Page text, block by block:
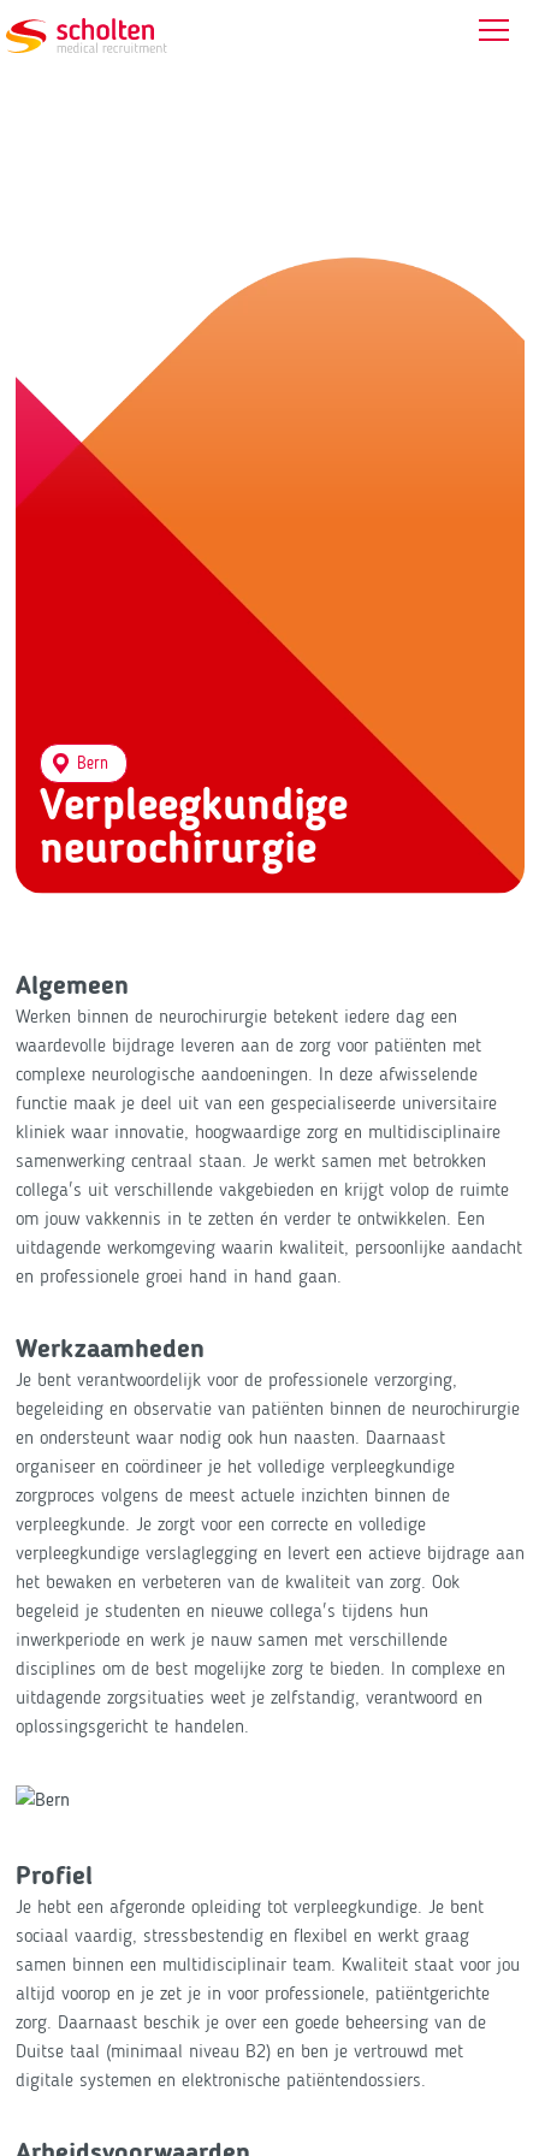
Verpleegkundige
neurochirurgie
Bern
Algemeen
Werken binnen de neurochirurgie betekent iedere dag een
waardevolle bijdrage leveren aan de zorg voor patiënten met
complexe neurologische aandoeningen. In deze afwisselende
functie maak je deel uit van een gespecialiseerde universitaire
kliniek waar innovatie, hoogwaardige zorg en multidisciplinaire
samenwerking centraal staan. Je werkt samen met betrokken
collega's uit verschillende vakgebieden en krijgt volop de ruimte
om jouw vakkennis in te zetten én verder te ontwikkelen. Een
uitdagende werkomgeving waarin kwaliteit, persoonlijke aandacht
en professionele groei hand in hand gaan.
Werkzaamheden
Je bent verantwoordelijk voor de professionele verzorging,
begeleiding en observatie van patiënten binnen de neurochirurgie
en ondersteunt waar nodig ook hun naasten. Daarnaast
organiseer en coördineer je het volledige verpleegkundige
zorgproces volgens de meest actuele inzichten binnen de
verpleegkunde. Je zorgt voor een correcte en volledige
verpleegkundige verslaglegging en levert een actieve bijdrage aan
het bewaken en verbeteren van de kwaliteit van zorg. Ook
begeleid je studenten en nieuwe collega's tijdens hun
inwerkperiode en werk je nauw samen met verschillende
disciplines om de best mogelijke zorg te bieden. In complexe en
uitdagende zorgsituaties weet je zelfstandig, verantwoord en
oplossingsgericht te handelen.
Profiel
Je hebt een afgeronde opleiding tot verpleegkundige. Je bent
sociaal vaardig, stressbestendig en flexibel en werkt graag
samen binnen een multidisciplinair team. Kwaliteit staat voor jou
altijd voorop en je zet je in voor professionele, patiëntgerichte
zorg. Daarnaast beschik je over een goede beheersing van de
Duitse taal (minimaal niveau B2) en ben je vertrouwd met
digitale systemen en elektronische patiëntendossiers.